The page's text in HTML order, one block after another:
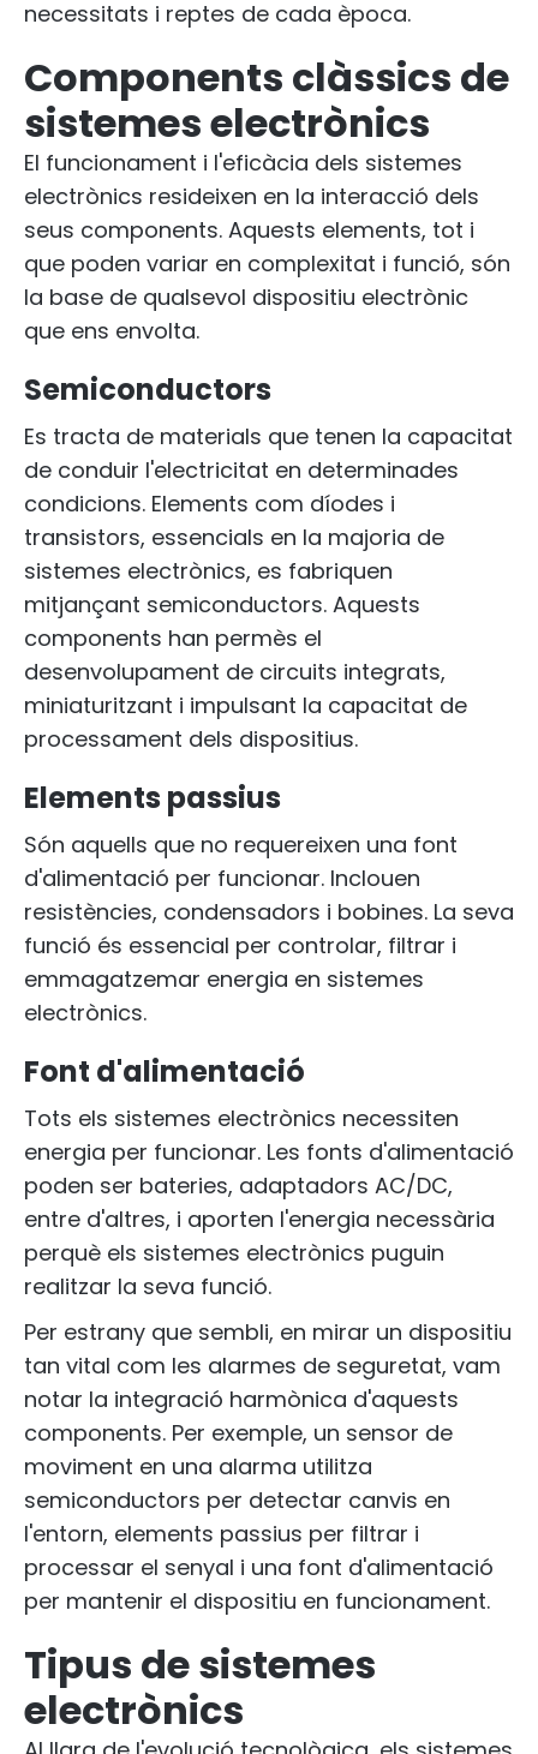
necessitats i reptes de cada època.
Components clàssics de
sistemes electrònics
El funcionament i l'eficàcia dels sistemes
electrònics resideixen en la interacció dels
seus components. Aquests elements, tot i
que poden variar en complexitat i funció, són
la base de qualsevol dispositiu electrònic
que ens envolta.
Semiconductors
Es tracta de materials que tenen la capacitat
de conduir l'electricitat en determinades
condicions. Elements com díodes i
transistors, essencials en la majoria de
sistemes electrònics, es fabriquen
mitjançant semiconductors. Aquests
components han permès el
desenvolupament de circuits integrats,
miniaturitzant i impulsant la capacitat de
processament dels dispositius.
Elements passius
Són aquells que no requereixen una font
d'alimentació per funcionar. Inclouen
resistències, condensadors i bobines. La seva
funció és essencial per controlar, filtrar i
emmagatzemar energia en sistemes
electrònics.
Font d'alimentació
Tots els sistemes electrònics necessiten
energia per funcionar. Les fonts d'alimentació
poden ser bateries, adaptadors AC/DC,
entre d'altres, i aporten l'energia necessària
perquè els sistemes electrònics puguin
realitzar la seva funció.
Per estrany que sembli, en mirar un dispositiu
tan vital com les alarmes de seguretat, vam
notar la integració harmònica d'aquests
components. Per exemple, un sensor de
moviment en una alarma utilitza
semiconductors per detectar canvis en
l'entorn, elements passius per filtrar i
processar el senyal i una font d'alimentació
per mantenir el dispositiu en funcionament.
Tipus de sistemes
electrònics